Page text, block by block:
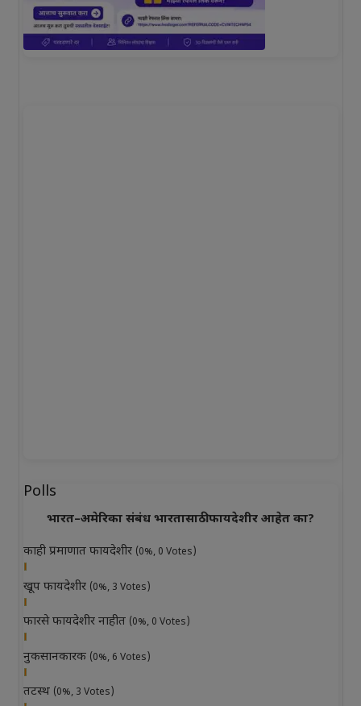
Polls
भारत–अमेरिका संबंध भारतासाठी फायदेशीर आहेत का?
काही प्रमाणात फायदेशीर (0%, 0 Votes)
खूप फायदेशीर (0%, 3 Votes)
फारसे फायदेशीर नाहीत (0%, 0 Votes)
नुकसानकारक (0%, 6 Votes)
तटस्थ (0%, 3 Votes)